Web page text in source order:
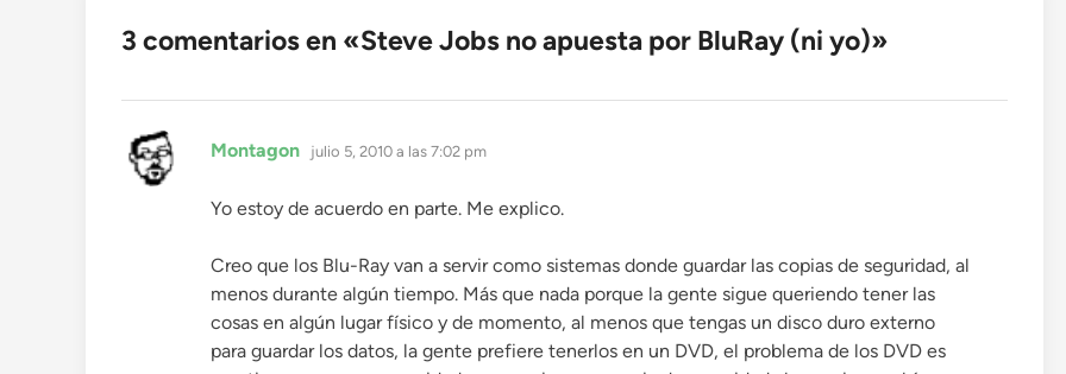
3 comentarios en «Steve Jobs no apuesta por BluRay (ni yo)»
Montagon dice:
julio 5, 2010 a las 7:02 pm
Yo estoy de acuerdo en parte. Me explico.
Creo que los Blu-Ray van a servir como sistemas donde guardar las copias de seguridad, al
menos durante algún tiempo. Más que nada porque la gente sigue queriendo tener las
cosas en algún lugar físico y de momento, al menos que tengas un disco duro externo
para guardar los datos, la gente prefiere tenerlos en un DVD, el problema de los DVD es